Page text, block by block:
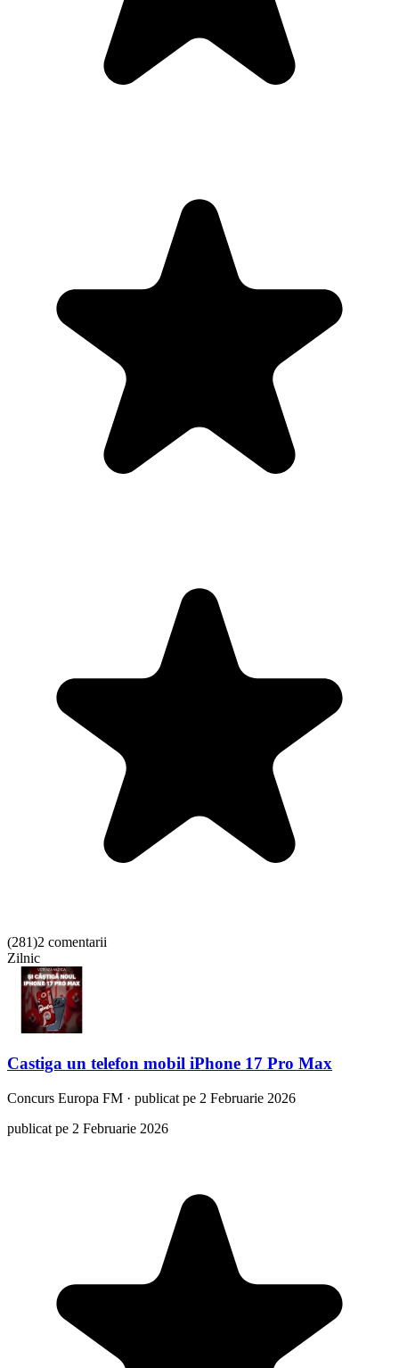
(281)2 comentarii
Zilnic
Castiga un telefon mobil iPhone 17 Pro Max
Concurs Europa FM · publicat pe 2 Februarie 2026
publicat pe 2 Februarie 2026